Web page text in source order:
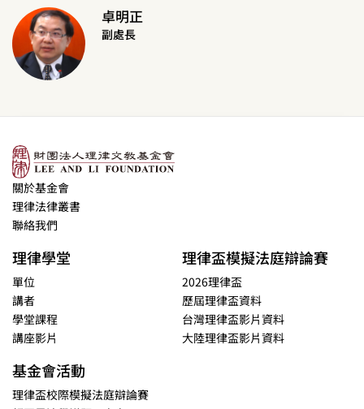
卓明正
副處長
關於基金會
理律法律叢書
聯絡我們
理律學堂
單位
講者
學堂課程
講座影片
理律盃模擬法庭辯論賽
2026理律盃
歷屆理律盃資料
台灣理律盃影片資料
大陸理律盃影片資料
基金會活動
理律盃校際模擬法庭辯論賽